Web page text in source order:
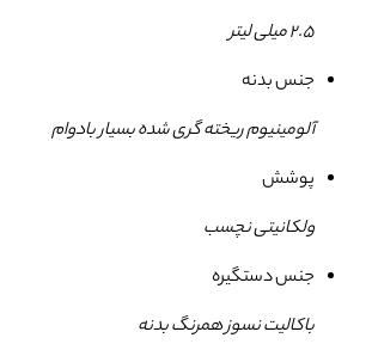
2.5 میلی لیتر
جنس بدنه
آلومینیوم ریخته گری شده بسیار بادوام
پوشش
ولکانیتی نچسب
جنس دستگیره
باکالیت نسوز همرنگ بدنه